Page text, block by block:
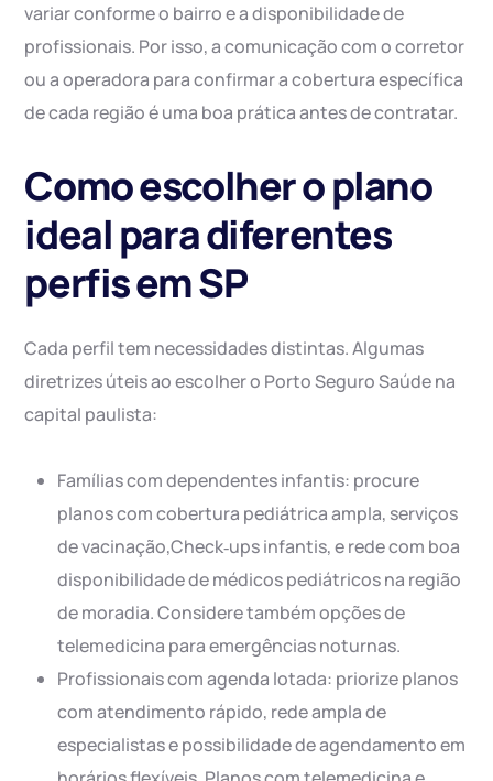
variar conforme o bairro e a disponibilidade de
profissionais. Por isso, a comunicação com o corretor
ou a operadora para confirmar a cobertura específica
de cada região é uma boa prática antes de contratar.
Como escolher o plano
ideal para diferentes
perfis em SP
Cada perfil tem necessidades distintas. Algumas
diretrizes úteis ao escolher o Porto Seguro Saúde na
capital paulista:
Famílias com dependentes infantis: procure
planos com cobertura pediátrica ampla, serviços
de vacinação,Check‑ups infantis, e rede com boa
disponibilidade de médicos pediátricos na região
de moradia. Considere também opções de
telemedicina para emergências noturnas.
Profissionais com agenda lotada: priorize planos
com atendimento rápido, rede ampla de
especialistas e possibilidade de agendamento em